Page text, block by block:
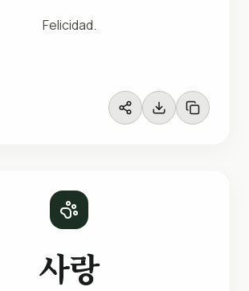
Felicidad.
사랑